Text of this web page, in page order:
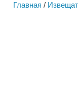
Главная /